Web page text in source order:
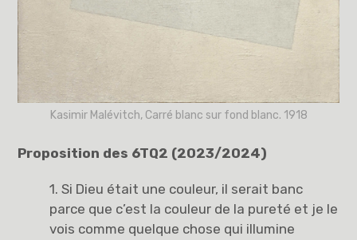
Kasimir Malévitch, Carré blanc sur fond blanc. 1918
Proposition des 6TQ2 (2023/2024)
1. Si Dieu était une couleur, il serait banc
parce que c’est la couleur de la pureté et je le
vois comme quelque chose qui illumine